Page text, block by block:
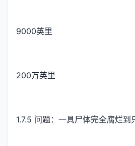
9000英里
200万英里
1.7.5 问题：一具尸体完全腐烂到